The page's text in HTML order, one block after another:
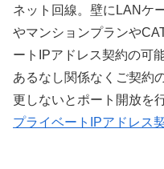
ネット回線。壁にLANケ
やマンションプランや
ートIPアドレス契約の可
あるなし関係なくご契約
更しないとポート開放を
プライベートIPアドレス